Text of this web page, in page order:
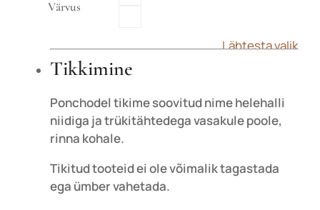
Värvus
Lähtesta valik
Tikkimine
Ponchodel tikime soovitud nime helehalli
niidiga ja trükitähtedega vasakule poole,
rinna kohale.
Tikitud tooteid ei ole võimalik tagastada
ega ümber vahetada.